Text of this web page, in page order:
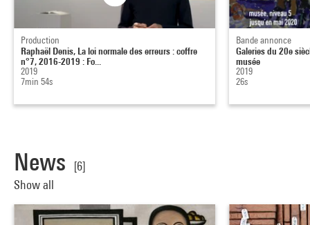
Production
Raphaël Denis, La loi normale des erreurs : coffre
n°7, 2016-2019 : Fo...
2019
7min 54s
Bande annonce
Galeries du 20e
musée
2019
26s
News
[6]
Show all